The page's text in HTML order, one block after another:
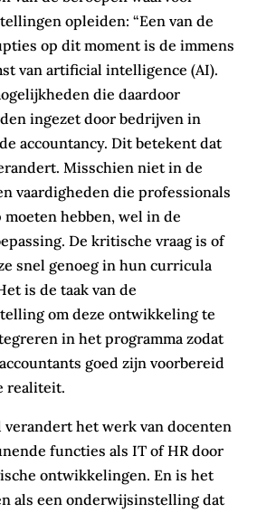
opleiden: “Een van de
op dit moment is de immens
van artificial intelligence (AI).
die daardoor
ingezet door bedrijven in
accountancy. Dit betekent dat
Misschien niet in de
vaardigheden die professionals
hebben, wel in de
De kritische vraag is of
snel genoeg in hun curricula
is de taak van de
om deze ontwikkeling te
in het programma zodat
goed zijn voorbereid
realiteit.
het werk van docenten
functies als IT of HR door
ontwikkelingen. En is het
als een onderwijsinstelling dat